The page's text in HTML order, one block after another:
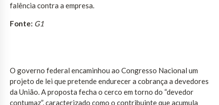
falência contra a empresa.
Fonte: G1
O governo federal encaminhou ao Congresso Nacional um
projeto de lei que pretende endurecer a cobrança a devedores
da União. A proposta fecha o cerco em torno do “devedor
contumaz”, caracterizado como o contribuinte que acumula